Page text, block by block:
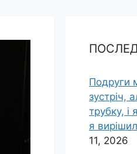
Подруги
зустріч,
трубку, і
я
11, 2026